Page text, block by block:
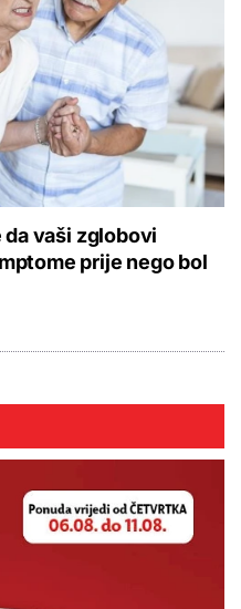
vaši zglobovi
prije nego bol